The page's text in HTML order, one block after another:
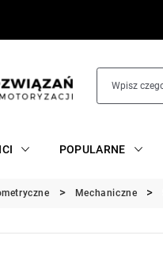
POPULARNE
Mechaniczne